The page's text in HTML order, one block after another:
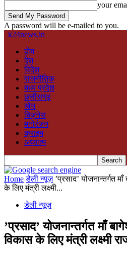
your
A password will be e-mailed to you.
k24news.in
होम
देश
विदेश
राजनीतिक
मध्य प्रदेश
छत्तीसगढ़
खेल
बिज़नेस
मनोरंजन
क्राइम
अध्यात्म
Home डेली न्यूज़ ’प्रसाद’ योजनान्तर्गत
के लिए मंत्री लक्ष्मी...
डेली न्यूज़
’प्रसाद’ योजनान्तर्गत माँ
विकास के लिए मंत्री लक्ष्मी